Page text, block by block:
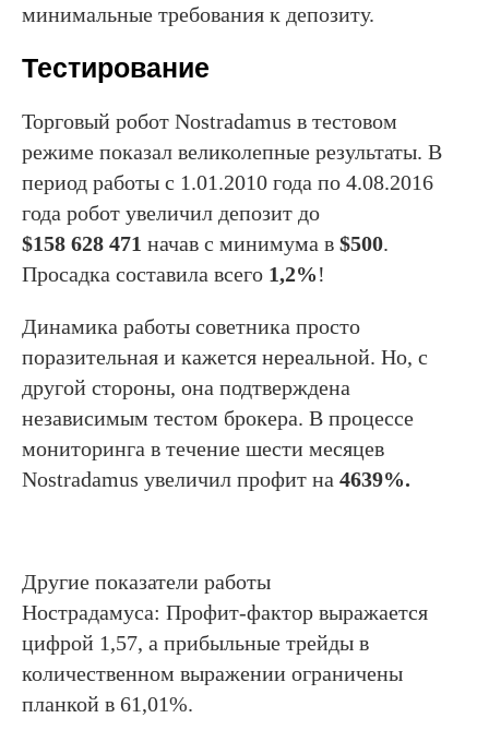
минимальные требования к депозиту.
Тестирование
Торговый робот Nostradamus в тестовом
режиме показал великолепные результаты. В
период работы с 1.01.2010 года по 4.08.2016
года робот увеличил депозит до
$158 628 471 начав с минимума в $500.
Просадка составила всего 1,2%!
Динамика работы советника просто
поразительная и кажется нереальной. Но, с
другой стороны, она подтверждена
независимым тестом брокера. В процессе
мониторинга в течение шести месяцев
Nostradamus увеличил профит на 4639%.
Другие показатели работы
Нострадамуса: Профит-фактор выражается
цифрой 1,57, а прибыльные трейды в
количественном выражении ограничены
планкой в 61,01%.